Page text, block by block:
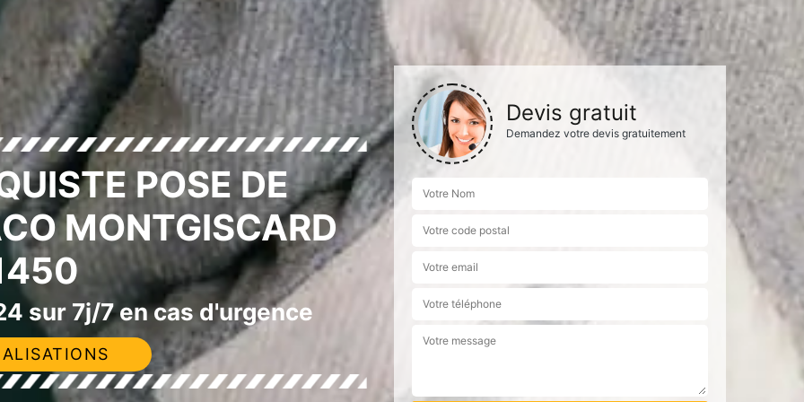
POSE DE
MONTGISCARD
sur 7j/7 en cas d'urgence
Devis gratuit
Demandez votre devis gratuitement